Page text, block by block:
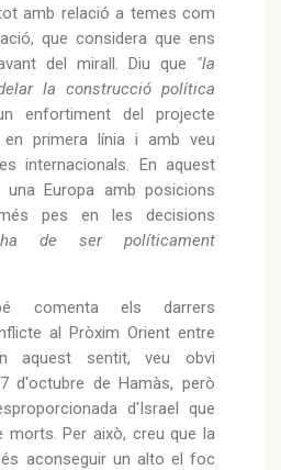
amb relació a temes com
que considera que ens
del mirall. Diu que "la
la construcció política
enfortiment del projecte
primera línia i amb veu
internacionals. En aquest
una Europa amb posicions
pes en les decisions
ha de ser políticament
comenta els darrers
al Pròxim Orient entre
aquest sentit, veu obvi
d'octubre de Hamàs, però
d'Israel que
morts. Per això, creu que la
aconseguir un alto el foc